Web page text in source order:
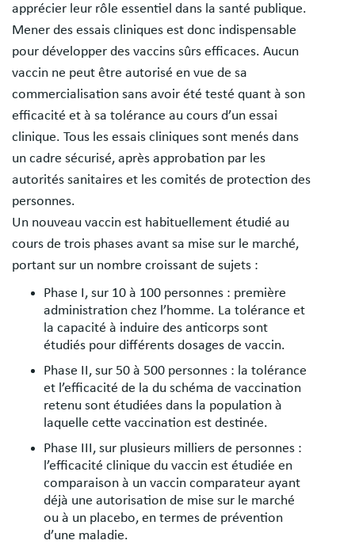
apprécier leur rôle essentiel dans la santé publique.
Mener des essais cliniques est donc indispensable
pour développer des vaccins sûrs efficaces. Aucun
vaccin ne peut être autorisé en vue de sa
commercialisation sans avoir été testé quant à son
efficacité et à sa tolérance au cours d’un essai
clinique. Tous les essais cliniques sont menés dans
un cadre sécurisé, après approbation par les
autorités sanitaires et les comités de protection des
personnes.
Un nouveau vaccin est habituellement étudié au
cours de trois phases avant sa mise sur le marché,
portant sur un nombre croissant de sujets :
Phase I, sur 10 à 100 personnes : première
administration chez l’homme. La tolérance et
la capacité à induire des anticorps sont
étudiés pour différents dosages de vaccin.
Phase II, sur 50 à 500 personnes : la tolérance
et l’efficacité de la du schéma de vaccination
retenu sont étudiées dans la population à
laquelle cette vaccination est destinée.
Phase III, sur plusieurs milliers de personnes :
l’efficacité clinique du vaccin est étudiée en
comparaison à un vaccin comparateur ayant
déjà une autorisation de mise sur le marché
ou à un placebo, en termes de prévention
d’une maladie.